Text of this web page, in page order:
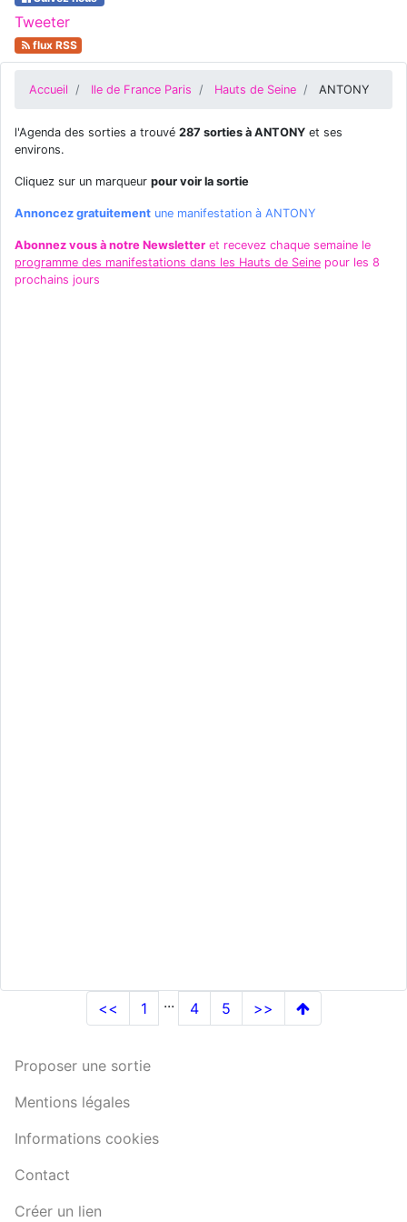
Tweeter
flux RSS
Accueil Ile de France Paris Hauts de Seine ANTONY
l'Agenda des sorties a trouvé 287 sorties à ANTONY et ses
environs.
Cliquez sur un marqueur pour voir la sortie
Annoncez gratuitement une manifestation à ANTONY
Abonnez vous à notre Newsletter et recevez chaque semaine le
programme des manifestations dans les Hauts de Seine pour les 8
prochains jours
<< 1 ... 4 5 >>
Proposer une sortie
Mentions légales
Informations cookies
Contact
Créer un lien